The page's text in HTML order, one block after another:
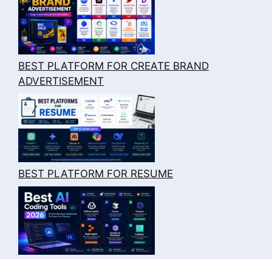
BEST PLATFORM FOR CREATE BRAND
ADVERTISEMENT
BEST PLATFORM FOR RESUME